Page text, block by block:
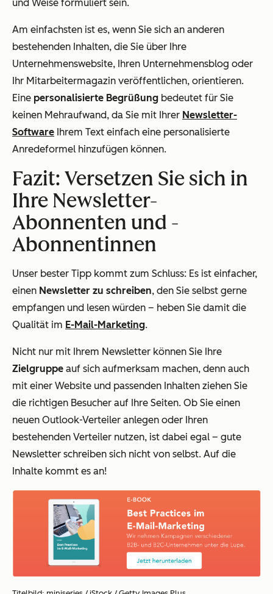
und Weise formuliert sein.
Am einfachsten ist es, wenn Sie sich an anderen
bestehenden Inhalten, die Sie über Ihre
Unternehmenswebsite, Ihren Unternehmensblog oder
Ihr Mitarbeitermagazin veröffentlichen, orientieren.
Eine personalisierte Begrüßung bedeutet für Sie
keinen Mehraufwand, da Sie mit Ihrer Newsletter-
Software Ihrem Text einfach eine personalisierte
Anredeformel hinzufügen können.
Fazit: Versetzen Sie sich in
Ihre Newsletter-
Abonnenten und -
Abonnentinnen
Unser bester Tipp kommt zum Schluss: Es ist einfacher,
einen Newsletter zu schreiben, den Sie selbst gerne
empfangen und lesen würden – heben Sie damit die
Qualität im E-Mail-Marketing.
Nicht nur mit Ihrem Newsletter können Sie Ihre
Zielgruppe auf sich aufmerksam machen, denn auch
mit einer Website und passenden Inhalten ziehen Sie
die richtigen Besucher auf Ihre Seiten. Ob Sie einen
neuen Outlook-Verteiler anlegen oder Ihren
bestehenden Verteiler nutzen, ist dabei egal – gute
Newsletter schreiben sich nicht von selbst. Auf die
Inhalte kommt es an!